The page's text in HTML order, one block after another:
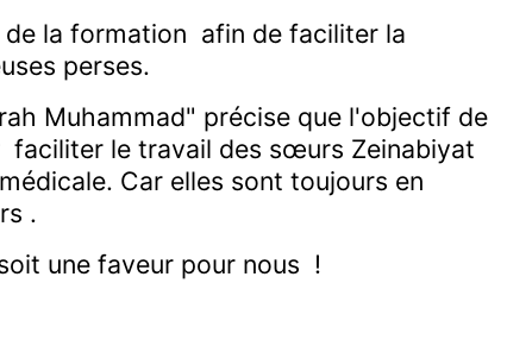
la formation afin de faciliter la
perses.
Muhammad" précise que l'objectif de
le travail des sœurs Zeinabiyat
Car elles sont toujours en
.
une faveur pour nous !